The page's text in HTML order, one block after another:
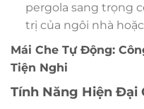
pergola sang trọng
trị của ngôi nhà
Mái Che Tự Động:
Tiện Nghi
Tính Năng Hiện Đại